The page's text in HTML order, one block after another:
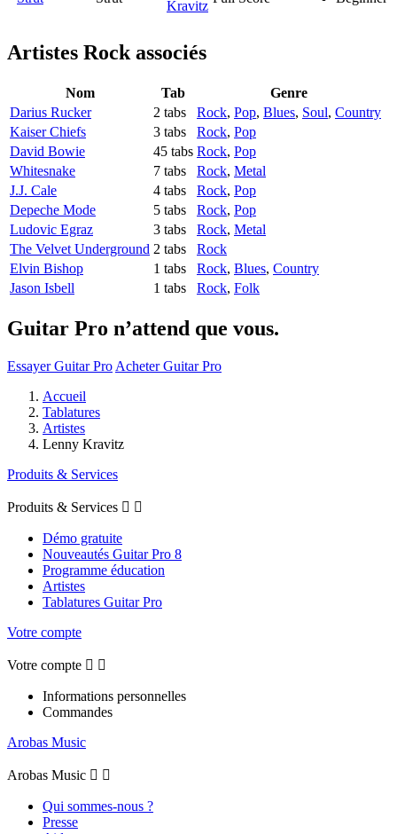
Kravitz
Artistes Rockassociés
Nom Tab
Genre
Darius Rucker
2 tabs Rock, Pop, Blues, Soul, Country
Kaiser Chiefs
3 tabs Rock, Pop
David Bowie
45 tabs Rock, Pop
Whitesnake
7 tabs Rock, Metal
J.J. Cale
4 tabs Rock, Pop
Depeche Mode
5 tabs Rock, Pop
Ludovic Egraz
3 tabs Rock, Metal
The Velvet Underground 2 tabs
Rock
Elvin Bishop
1 tabs Rock, Blues, Country
Jason Isbell
1 tabs Rock, Folk
Guitar Pro n’attend que vous.
Essayer Guitar Pro Acheter Guitar Pro
Accueil
Tablatures
Artistes
Lenny Kravitz
Produits & Services
Produits & Services  
Démo gratuite
Nouveautés Guitar Pro 8
Programme éducation
Artistes
Tablatures Guitar Pro
Votre compte
Votre compte  
Informations personnelles
Commandes
Arobas Music
Arobas Music  
Qui sommes-nous ?
Presse